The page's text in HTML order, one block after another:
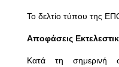
Το δελτίο τύπου της
Αποφάσεις
Κατά τη σημερινή